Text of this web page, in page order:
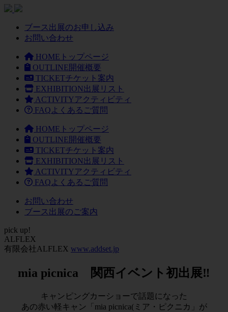
ブース出展のお申し込み
お問い合わせ
HOME トップページ
OUTLINE開催概要
TICKETチケット案内
EXHIBITION出展リスト
ACTIVITYアクティビティ
FAQ よくあるご質問
HOME トップページ
OUTLINE開催概要
TICKETチケット案内
EXHIBITION出展リスト
ACTIVITYアクティビティ
FAQ よくあるご質問
お問い合わせ
ブース出展のご案内
pick up!
ALFLEX
有限会社ALFLEX www.addset.jp
mia picnica 関西イベント初出展‼
キャンピングカーショーで話題になった
あの赤い軽キャン「mia picnica(ミア・ピクニカ」が